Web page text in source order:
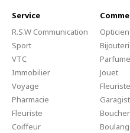
Service
R.S.W Communication
Sport
VTC
Immobilier
Voyage
Pharmacie
Fleuriste
Coiffeur
Opticien
Jouet
Fleuriste